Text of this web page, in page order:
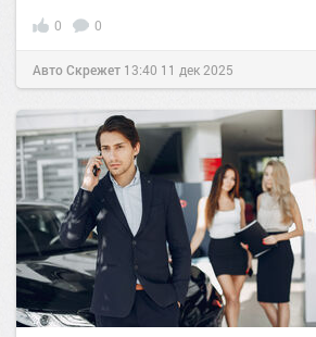
0 0
Авто Скрежет 13:40 11 дек 2025